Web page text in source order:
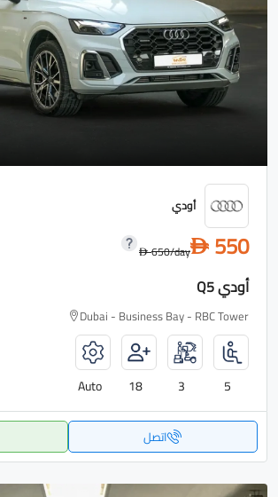
أودي
D 550
D650/day
أودي Q5
Dubai - Business Bay - RBC Tower
5
3
18
Auto
اتصل